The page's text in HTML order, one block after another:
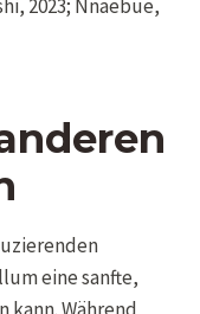
2023; Nnaebue,
eine sanfte,
Während